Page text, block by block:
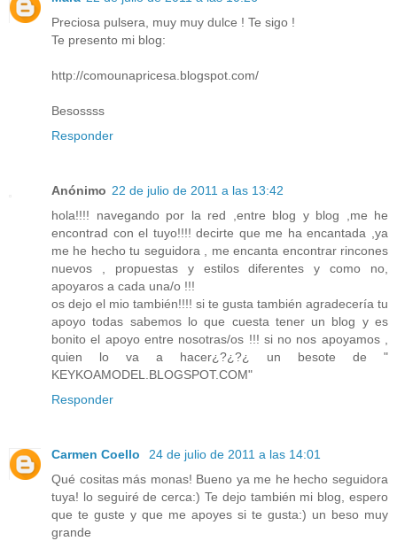
Preciosa pulsera, muy muy dulce ! Te sigo !
Te presento mi blog:
http://comounapricesa.blogspot.com/
Besossss
Responder
Anónimo 22 de julio de 2011 a las 13:42
hola!!!! navegando por la red ,entre blog y blog ,me he
encontrad con el tuyo!!!! decirte que me ha encantada ,ya
me he hecho tu seguidora , me encanta encontrar rincones
nuevos , propuestas y estilos diferentes y como no,
apoyaros a cada una/o !!!
os dejo el mio también!!!! si te gusta también agradecería tu
apoyo todas sabemos lo que cuesta tener un blog y es
bonito el apoyo entre nosotras/os !!! si no nos apoyamos ,
quien lo va a hacer¿?¿?¿ un besote de "
KEYKOAMODEL.BLOGSPOT.COM"
Responder
Carmen Coello
24 de julio de 2011 a las 14:01
Qué cositas más monas! Bueno ya me he hecho seguidora
tuya! lo seguiré de cerca:) Te dejo también mi blog, espero
que te guste y que me apoyes si te gusta:) un beso muy
grande